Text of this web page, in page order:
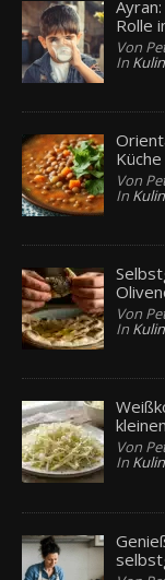
Rolle
Von
In
Von
In
Von
In
Von
In